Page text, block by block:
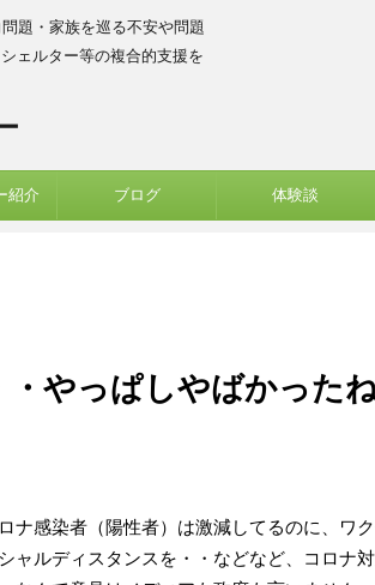
題・家族を巡る不安や問題
ェルター等の複合的支援を
紹介 ブログ 体験談
・やっぱしやばかった
ナ感染者（陽性者）は激減してるのに、ワク
ャルディスタンスを・・などなど、コロナ